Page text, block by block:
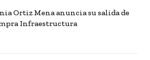
Ortiz Mena anuncia su salida de
Infraestructura